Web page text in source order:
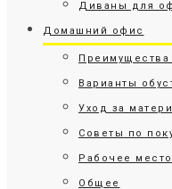
Диваны для
Домашний офис
Варианты
Уход за
Советы по
Рабочее
Общее